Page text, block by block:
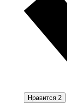
Нравится 2